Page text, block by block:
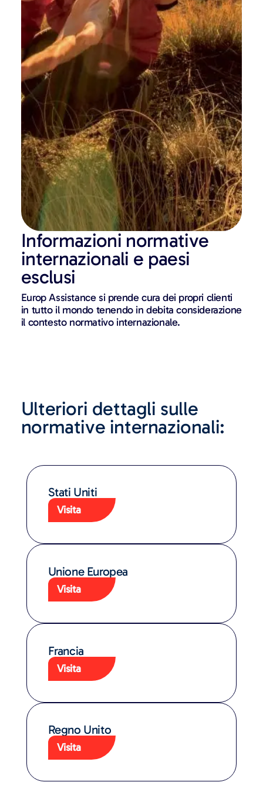
Informazioni normative
internazionali e paesi
esclusi
Europ Assistance si prende cura dei propri clienti
in tutto il mondo tenendo in debita considerazione
il contesto normativo internazionale.
Ulteriori dettagli sulle
normative internazionali:
Stati Uniti
Visita
Unione Europea
Visita
Francia
Visita
Regno Unito
Visita